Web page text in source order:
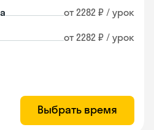
от 2282 ₽ / урок
от 2282 ₽ / урок
Выбрать время